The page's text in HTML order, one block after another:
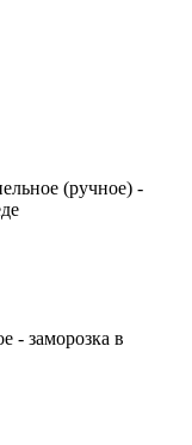
(ручное) -
- заморозка в